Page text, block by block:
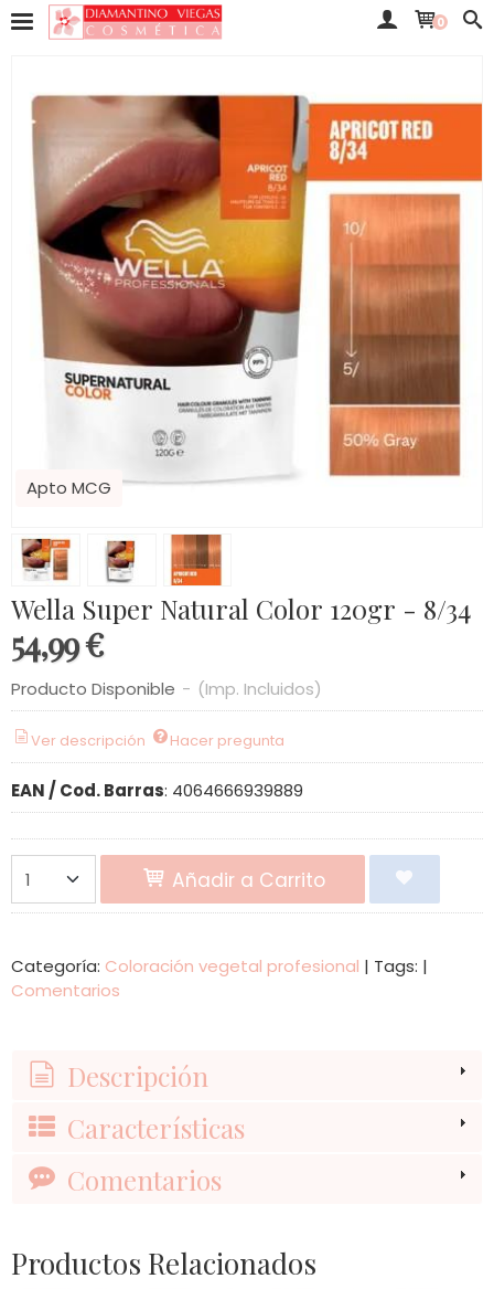
0
Apto MCG
Wella Super Natural Color 120gr - 8/34
54,99 €
Producto Disponible - (Imp. Incluidos)
Ver descripción Hacer pregunta
EAN / Cod. Barras: 4064666939889
Añadir a Carrito
Categoría: Coloración vegetal profesional | Tags: |
Comentarios
Descripción
Características
Comentarios
Productos Relacionados